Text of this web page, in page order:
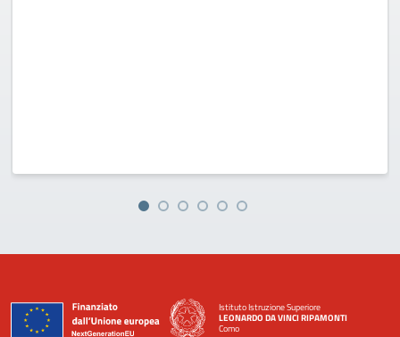
Istituto Istruzione Superiore
LEONARDO DA VINCI RIPAMONTI
Como